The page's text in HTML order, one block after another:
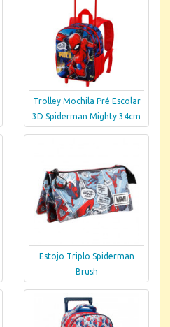
Trolley Mochila Pré Escolar
3D Spiderman Mighty 34cm
Estojo Triplo Spiderman
Brush